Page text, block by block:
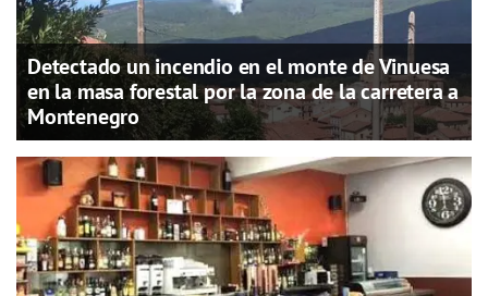
Detectado un incendio en el monte de Vinuesa
en la masa forestal por la zona de la carretera a
Montenegro